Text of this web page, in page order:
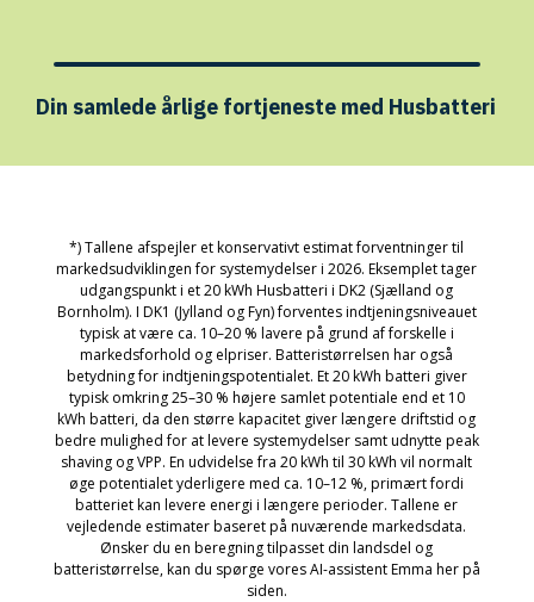
Din samlede årlige fortjeneste med Husbatteri
*) Tallene afspejler et konservativt estimat forventninger til
markedsudviklingen for systemydelser i 2026. Eksemplet tager
udgangspunkt i et 20 kWh Husbatteri i DK2 (Sjælland og
Bornholm). I DK1 (Jylland og Fyn) forventes indtjeningsniveauet
typisk at være ca. 10–20 % lavere på grund af forskelle i
markedsforhold og elpriser. Batteristørrelsen har også
betydning for indtjeningspotentialet. Et 20 kWh batteri giver
typisk omkring 25–30 % højere samlet potentiale end et 10
kWh batteri, da den større kapacitet giver længere driftstid og
bedre mulighed for at levere systemydelser samt udnytte peak
shaving og VPP. En udvidelse fra 20 kWh til 30 kWh vil normalt
øge potentialet yderligere med ca. 10–12 %, primært fordi
batteriet kan levere energi i længere perioder. Tallene er
vejledende estimater baseret på nuværende markedsdata.
Ønsker du en beregning tilpasset din landsdel og
batteristørrelse, kan du spørge vores AI-assistent Emma her på
siden.